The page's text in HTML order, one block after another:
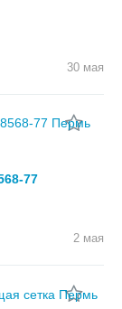
30 мая
77
2 мая